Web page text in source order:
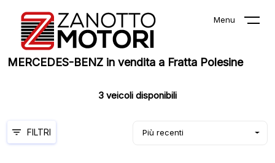
Menu
MERCEDES-BENZ in vendita a Fratta Polesine
3 veicoli disponibili
Più recenti
FILTRI